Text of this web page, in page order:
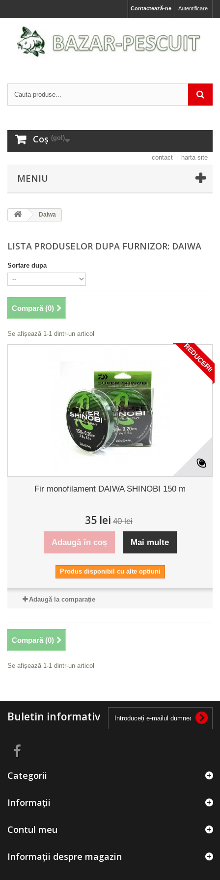
Autentificare
Contactează-ne
Coș (gol)
contact harta site
MENIU
Daiwa
LISTA PRODUSELOR DUPA FURNIZOR: DAIWA
Sortare dupa
Compară (0)
Se afișează 1-1 dintr-un articol
REDUCERI!
Fir monofilament DAIWA SHINOBI 150 m
35 lei 40 lei
Adaugă în coș Mai multe
Produs disponibil cu alte optiuni
Adaugă la comparație
Compară (0)
Se afișează 1-1 dintr-un articol
Buletin informativ
Categorii
Informații
Contul meu
Informații despre magazin